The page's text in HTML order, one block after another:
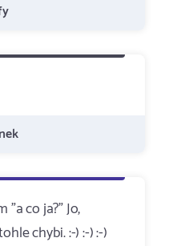
co ja?" Jo,
chybi. :-) :-) :-)